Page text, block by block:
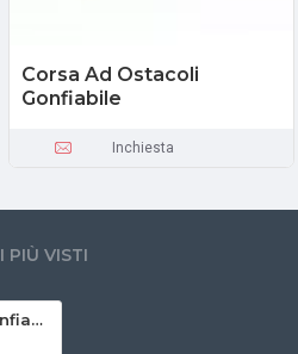
Corsa Ad Ostacoli
Gonfiabile
Inchiesta
I PIÙ VISTI
Percorso A Ostacoli Gonfiabile Commerciale